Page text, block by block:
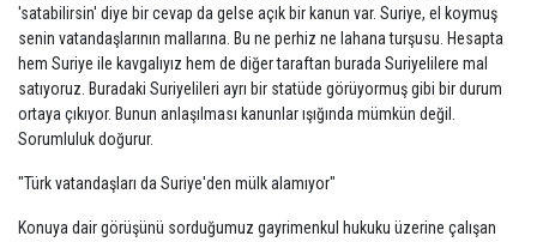
'satabilirsin' diye bir cevap da gelse açık bir kanun var. Suriye, el koymuş
senin vatandaşlarının mallarına. Bu ne perhiz ne lahana turşusu. Hesapta
hem Suriye ile kavgalıyız hem de diğer taraftan burada Suriyelilere mal
satıyoruz. Buradaki Suriyelileri ayrı bir statüde görüyormuş gibi bir durum
ortaya çıkıyor. Bunun anlaşılması kanunlar ışığında mümkün değil.
Sorumluluk doğurur.
"Türk vatandaşları da Suriye'den mülk alamıyor"
Konuya dair görüşünü sorduğumuz gayrimenkul hukuku üzerine çalışan